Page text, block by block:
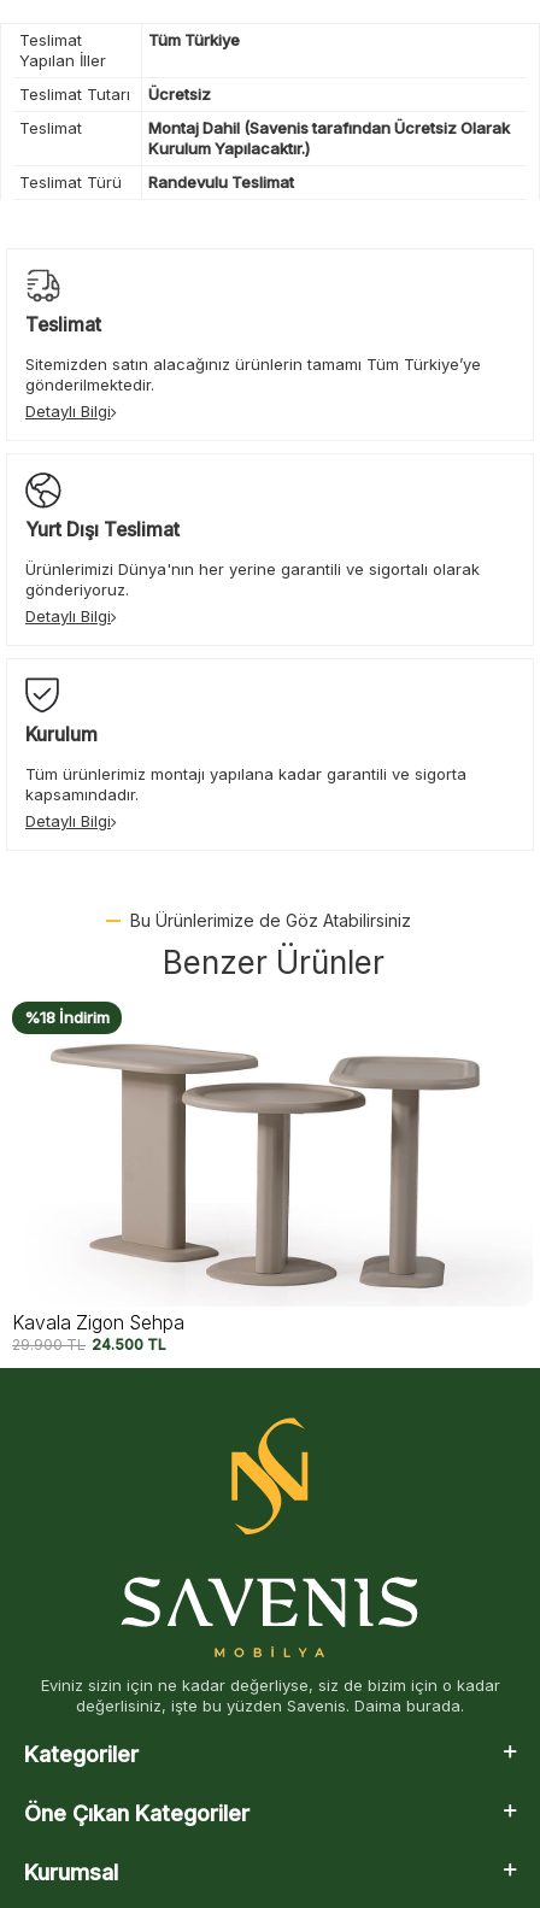
Teslimat
Yapılan İller
Tüm Türkiye
Teslimat Tutarı
Ücretsiz
Teslimat
Montaj Dahil (Savenis tarafından Ücretsiz Olarak
Kurulum Yapılacaktır.)
Teslimat Türü
Randevulu Teslimat
Teslimat
Sitemizden satın alacağınız ürünlerin tamamı Tüm Türkiye’ye
gönderilmektedir.
Detaylı Bilgi
Yurt Dışı Teslimat
Ürünlerimizi Dünya'nın her yerine garantili ve sigortalı olarak
gönderiyoruz.
Detaylı Bilgi
Kurulum
Tüm ürünlerimiz montajı yapılana kadar garantili ve sigorta
kapsamındadır.
Detaylı Bilgi
Bu Ürünlerimize de Göz Atabilirsiniz
Benzer Ürünler
%20 İndirim
Novera Zigon Sehpa
21.790TL 17.500
Eviniz sizin için ne kadar değerliyse, siz de bizim için o kadar
değerlisiniz, işte bu yüzden Savenis. Daima burada.
Kategoriler
Öne Çıkan Kategoriler
Kurumsal